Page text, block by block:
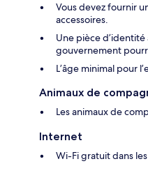
Vous devez fournir
accessoires.
Une pièce
gouvernement
L’âge minimal pour
Animaux de
Les animaux de
Internet
Wi-Fi gratuit dans